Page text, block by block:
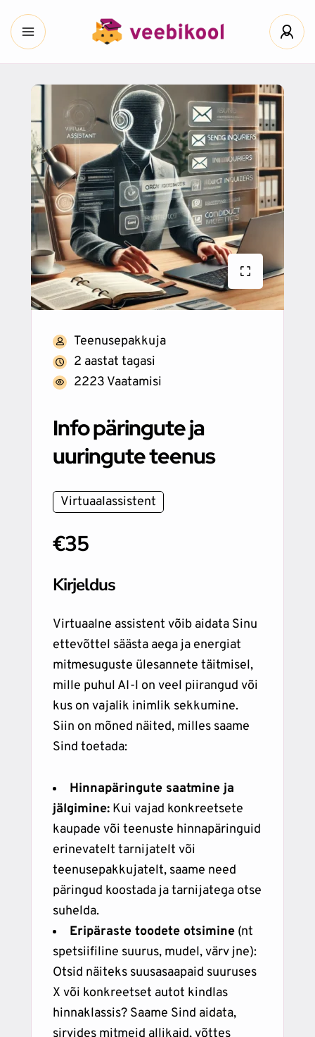
Teenusepakkuja
2 aastat tagasi
2223 Vaatamisi
Info päringute ja
uuringute teenus
Virtuaalassistent
€35
Kirjeldus
Virtuaalne assistent võib aidata Sinu
ettevõttel säästa aega ja energiat
mitmesuguste ülesannete täitmisel,
mille puhul AI-l on veel piirangud või
kus on vajalik inimlik sekkumine.
Siin on mõned näited, milles saame
Sind toetada:
Hinnapäringute saatmine ja
jälgimine: Kui vajad konkreetsete
kaupade või teenuste hinnapäringuid
erinevatelt tarnijatelt või
teenusepakkujatelt, saame need
päringud koostada ja tarnijatega otse
suhelda.
Eripäraste toodete otsimine (nt
spetsiifiline suurus, mudel, värv jne):
Otsid näiteks suusasaapaid suuruses
X või konkreetset autot kindlas
hinnaklassis? Saame Sind aidata,